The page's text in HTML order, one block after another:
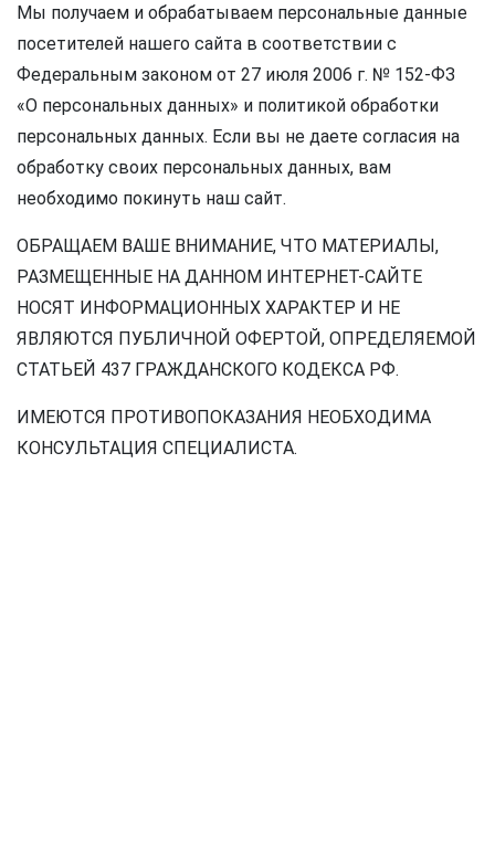
Мы получаем и обрабатываем персональные данные
посетителей нашего сайта в соответствии с
Федеральным законом от 27 июля 2006 г. № 152-ФЗ
«О персональных данных» и политикой обработки
персональных данных. Если вы не даете согласия на
обработку своих персональных данных, вам
необходимо покинуть наш сайт.
ОБРАЩАЕМ ВАШЕ ВНИМАНИЕ, ЧТО МАТЕРИАЛЫ,
РАЗМЕЩЕННЫЕ НА ДАННОМ ИНТЕРНЕТ-САЙТЕ
НОСЯТ ИНФОРМАЦИОННЫХ ХАРАКТЕР И НЕ
ЯВЛЯЮТСЯ ПУБЛИЧНОЙ ОФЕРТОЙ, ОПРЕДЕЛЯЕМОЙ
СТАТЬЕЙ 437 ГРАЖДАНСКОГО КОДЕКСА РФ.
ИМЕЮТСЯ ПРОТИВОПОКАЗАНИЯ НЕОБХОДИМА
КОНСУЛЬТАЦИЯ СПЕЦИАЛИСТА.